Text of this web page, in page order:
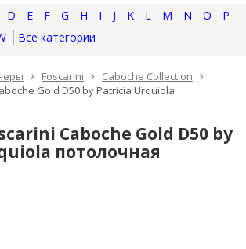
D E F G H I J K L M N O
P
Все категории
Foscarini
Caboche Collection
Gold D50 by Patricia Urquiola
Caboche Gold D50 by
потолочная